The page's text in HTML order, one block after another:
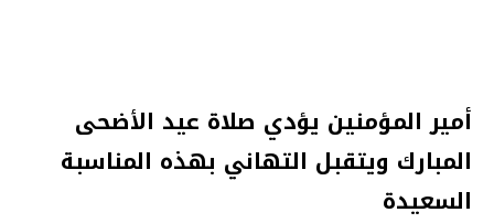
أمير المؤمنين يؤدي صلاة عيد الأضحى
المبارك ويتقبل التهاني بهذه المناسبة
السعيدة